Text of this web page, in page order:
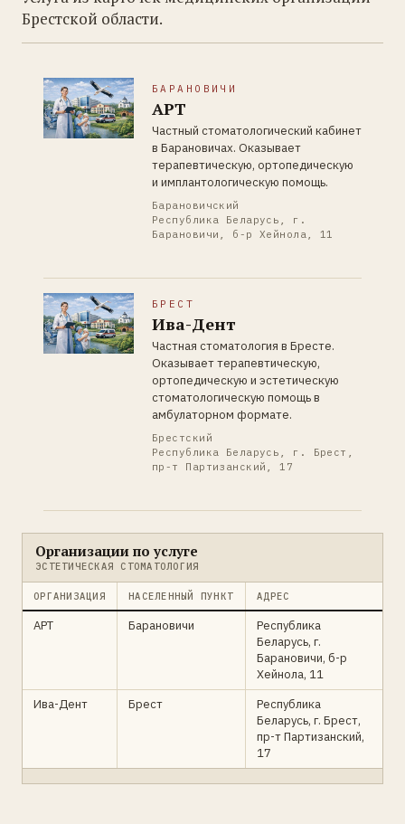
Брестской области.
БАРАНОВИЧИ
АРТ
Частный стоматологический кабинет
в Барановичах. Оказывает
терапевтическую, ортопедическую
и имплантологическую помощь.
Барановичский
Республика Беларусь, г.
Барановичи, б-р Хейнола, 11
БРЕСТ
Ива-Дент
Частная стоматология в Бресте.
Оказывает терапевтическую,
ортопедическую и эстетическую
стоматологическую помощь в
амбулаторном формате.
Брестский
Республика Беларусь, г. Брест,
пр-т Партизанский, 17
Организации по услуге
ЭСТЕТИЧЕСКАЯ СТОМАТОЛОГИЯ
ОРГАНИЗАЦИЯ НАСЕЛЕННЫЙ ПУНКТ АДРЕС
АРТ Барановичи
Республика
Беларусь, г.
Барановичи, б-р
Хейнола, 11
Ива-Дент
Брест
Республика
Беларусь, г. Брест,
пр-т Партизанский,
17